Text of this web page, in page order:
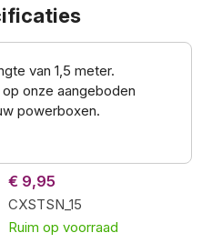
van 1,5 meter.
onze aangeboden
powerboxen.
€ 9,95
CXSTSN_15
Ruim op voorraad